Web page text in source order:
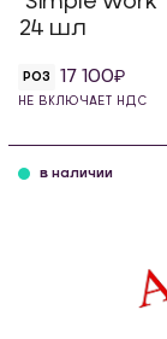
24 шл
РОЗ 17 100
НЕ ВКЛЮЧАЕТ НДС
в наличии